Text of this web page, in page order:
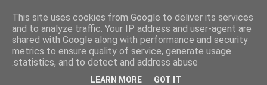
الجمعة 7 أغسطس 2026
الصفحات
This site uses cookies from Google to deliver its services
and to analyze traffic. Your IP address and user-agent are
shared with Google along with performance and security
metrics to ensure quality of service, generate usage
statistics, and to detect and address abuse.
LEARN MORE GOT IT